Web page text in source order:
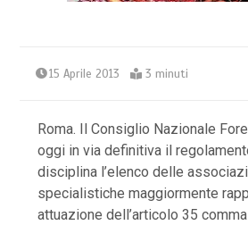
15 Aprile 2013 3 minuti
Roma. Il Consiglio Nazionale
oggi in via definitiva il
disciplina l’elenco delle
specialistiche maggiormente
attuazione dell’articolo 35